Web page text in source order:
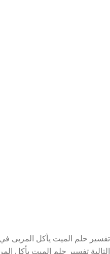
تفسير حلم الميت يأكل المربى
التالية تفسير حلم الميت يأكل